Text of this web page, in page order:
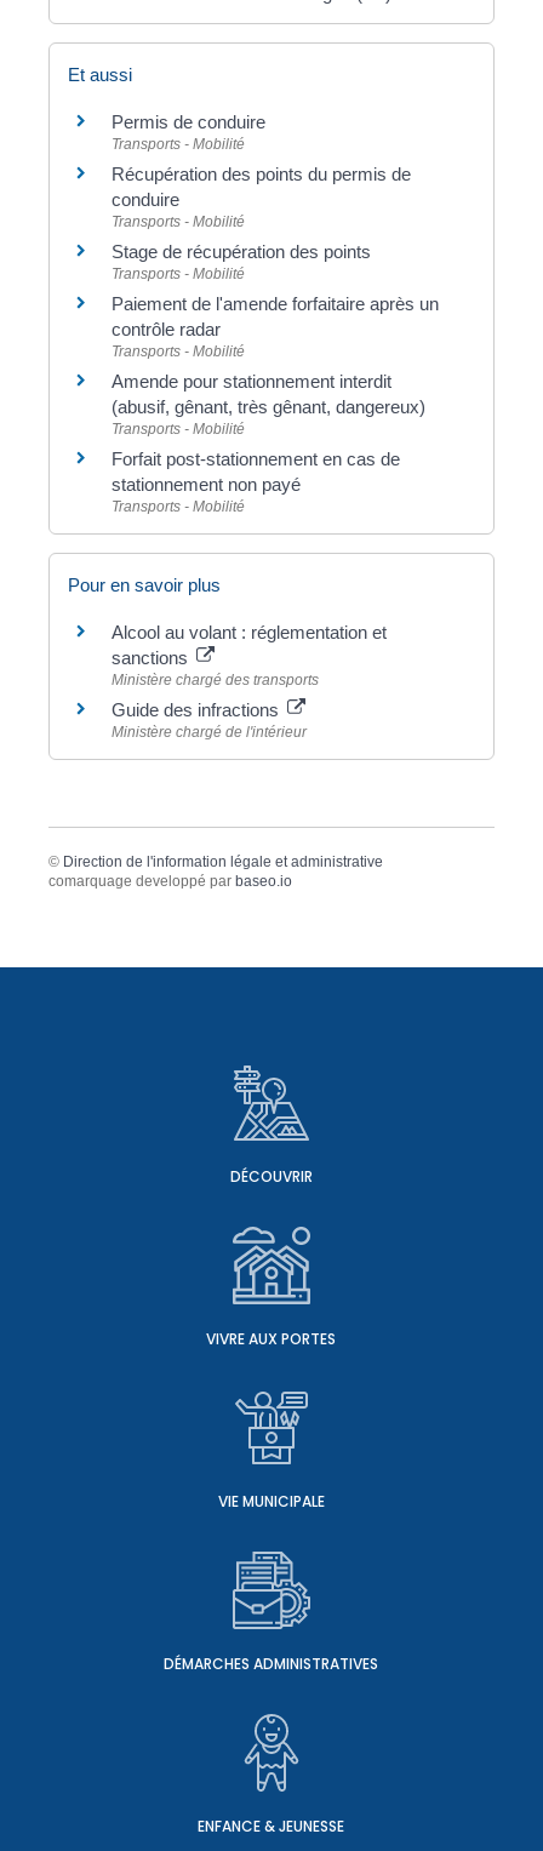
Et aussi
Permis de conduire
Transports - Mobilité
Récupération des points du permis de
conduire
Transports - Mobilité
Stage de récupération des points
Transports - Mobilité
Paiement de l'amende forfaitaire après un
contrôle radar
Transports - Mobilité
Amende pour stationnement interdit
(abusif, gênant, très gênant, dangereux)
Transports - Mobilité
Forfait post-stationnement en cas de
stationnement non payé
Transports - Mobilité
Pour en savoir plus
Alcool au volant : réglementation et
sanctions
Ministère chargé des transports
Guide des infractions
Ministère chargé de l'intérieur
© Direction de l'information légale et administrative
comarquage developpé par baseo.io
DÉCOUVRIR
VIVRE AUX PORTES
VIE MUNICIPALE
DÉMARCHES ADMINISTRATIVES
ENFANCE & JEUNESSE